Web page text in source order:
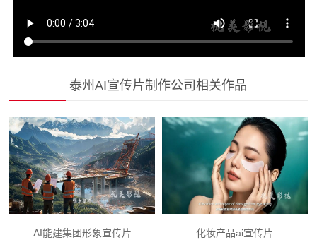
泰州AI宣传片制作公司相关作品
AI能建集团形象宣传片 化妆产品ai宣传片